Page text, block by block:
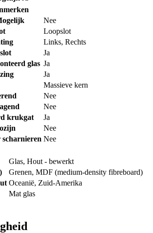
Nee
Loopslot
Links, Rechts
Ja
glas Ja
Ja
Massieve kern
Nee
Nee
krukgat
Ja
Nee
scharnieren Nee
Glas, Hout - bewerkt
Grenen, MDF (medium-density fibreboard)
Oceanië, Zuid-Amerika
Mat glas